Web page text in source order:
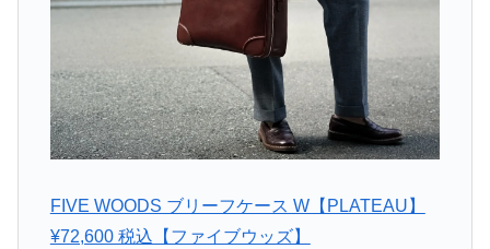
FIVE WOODS ブリーフケース W【PLATEAU】
¥72,600 税込【ファイブウッズ】